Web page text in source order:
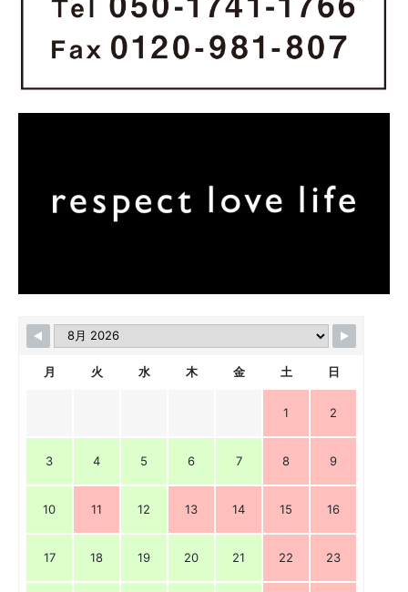
月 火 水 木 金 土 日
1 2
3 4 5 6 7 8 9
10 11 12 13 14 15 16
17 18 19 20 21 22 23